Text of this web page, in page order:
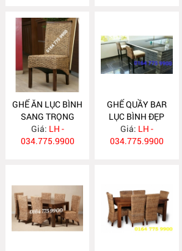
GHẾ ĂN LỤC BÌNH
SANG TRỌNG
LB11
Giá: LH -
034.775.9900
GHẾ QUẦY BAR
LỤC BÌNH ĐẸP
LB10
Giá: LH -
034.775.9900